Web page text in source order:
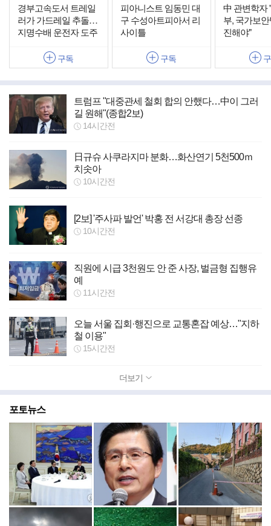
경부고속도서 트레일
러가 가드레일 추돌…
지명수배 운전자 도주
구독
피아니스트 임동민 대
구 수성아트피아서 리
사이틀
구독
中 관변학자
부, 국가보
진해야"
트럼프 "대중관세 철회 합의 안했다…中이 그러
길 원해"(종합2보)
14시간전
日규슈 사쿠라지마 분화…화산연기 5천500ｍ
치솟아
10시간전
[2보] '주사파 발언' 박홍 전 서강대 총장 선종
10시간전
직원에 시급 3천원도 안 준 사장, 벌금형 집행유
예
11시간전
오늘 서울 집회·행진으로 교통혼잡 예상…"지하
철 이용"
15시간전
더보기
포토뉴스